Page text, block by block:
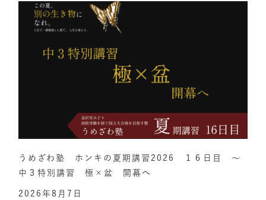
うめざわ塾 ホンキの夏期講習2026 １６日目 ～
中３特別講習 極×盆 開幕へ
2026年8月7日